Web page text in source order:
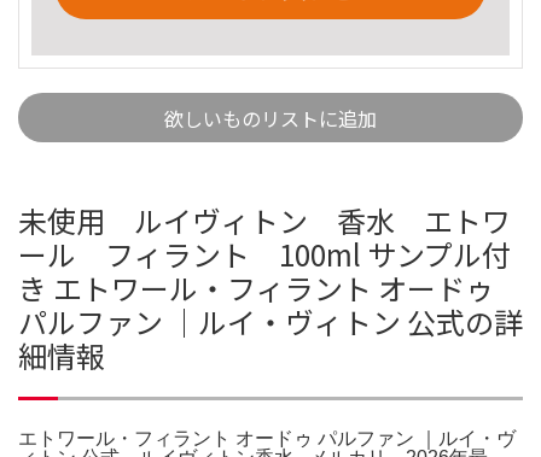
欲しいものリストに追加
未使用 ルイヴィトン 香水 エトワ
ール フィラント 100ml サンプル付
き エトワール・フィラント オードゥ
パルファン ｜ルイ・ヴィトン 公式の詳
細情報
エトワール・フィラント オードゥ パルファン ｜ルイ・ヴ